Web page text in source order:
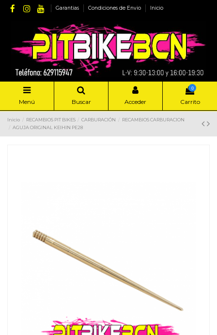
Garantias Condiciones de Envio Inicio
Menú Buscar Acceder
0
Carrito
Inicio RECAMBIOS PIT BIKES CARBURACIÓN
RECAMBIOS CARBURACION
AGUJA ORIGINAL KEIHIN PE28